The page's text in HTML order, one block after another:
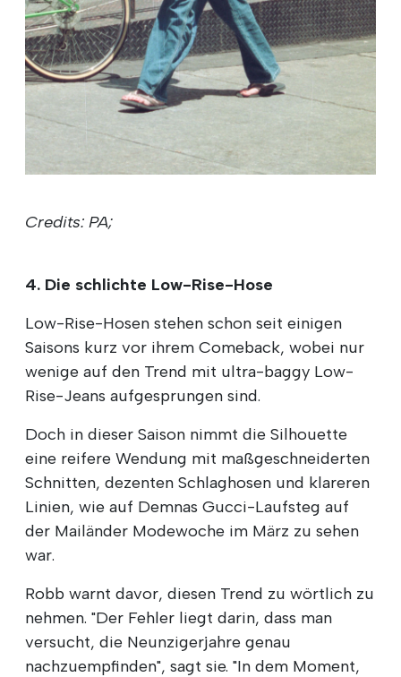
Credits: PA;
4. Die schlichte Low-Rise-Hose
Low-Rise-Hosen stehen schon seit einigen
Saisons kurz vor ihrem Comeback, wobei nur
wenige auf den Trend mit ultra-baggy Low-
Rise-Jeans aufgesprungen sind.
Doch in dieser Saison nimmt die Silhouette
eine reifere Wendung mit maßgeschneiderten
Schnitten, dezenten Schlaghosen und klareren
Linien, wie auf Demnas Gucci-Laufsteg auf
der Mailänder Modewoche im März zu sehen
war.
Robb warnt davor, diesen Trend zu wörtlich zu
nehmen. "Der Fehler liegt darin, dass man
versucht, die Neunzigerjahre genau
nachzuempfinden", sagt sie. "In dem Moment,